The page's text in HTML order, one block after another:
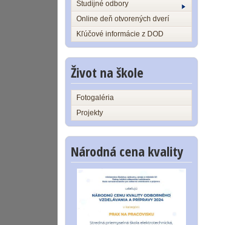
Študijné odbory
Online deň otvorených dverí
Kľúčové informácie z DOD
Život na škole
Fotogaléria
Projekty
Národná cena kvality